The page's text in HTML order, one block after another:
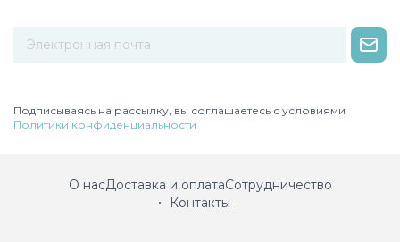
Подписываясь на рассылку, вы соглашаетесь с условиями
Политики конфиденциальности
О насДоставка и оплатаСотрудничество
Контакты